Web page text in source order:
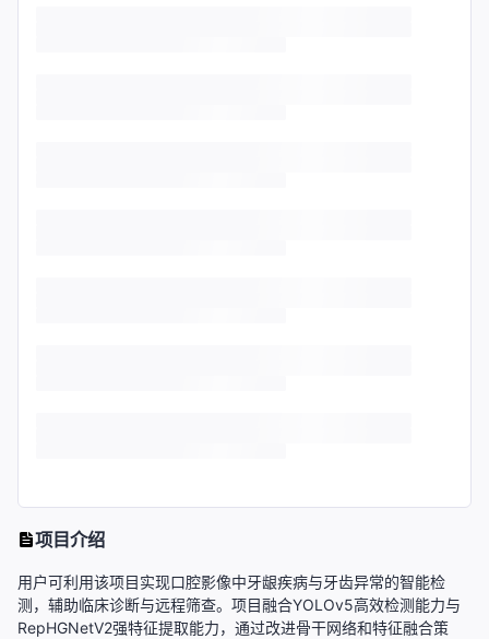
项目介绍
用户可利用该项目实现口腔影像中牙龈疾病与牙齿异常的智能检
测，辅助临床诊断与远程筛查。项目融合YOLOv5高效检测能力与
RepHGNetV2强特征提取能力，通过改进骨干网络和特征融合策